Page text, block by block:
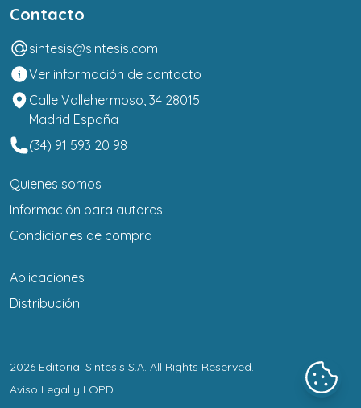
Contacto
sintesis@sintesis.com
Ver información de contacto
Calle Vallehermoso, 34 28015
Madrid España
(34) 91 593 20 98
Quienes somos
Información para autores
Condiciones de compra
Aplicaciones
Distribución
2026 Editorial Síntesis S.A. All Rights Reserved.
Aviso Legal y LOPD